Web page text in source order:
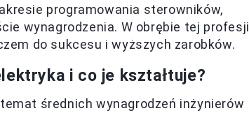
programowania sterowników,
wynagrodzenia. W obrębie tej profesji
do sukcesu i wyższych zarobków.
i co je kształtuje?
średnich wynagrodzeń inżynierów